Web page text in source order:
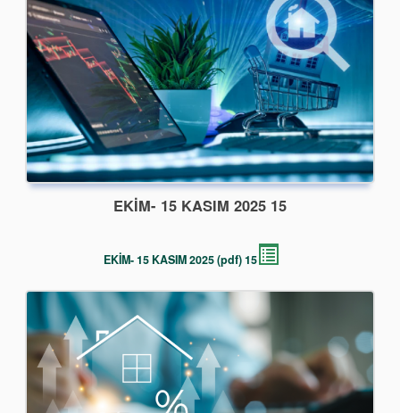
15 EKİM- 15 KASIM 2025
15 EKİM- 15 KASIM 2025 (pdf)